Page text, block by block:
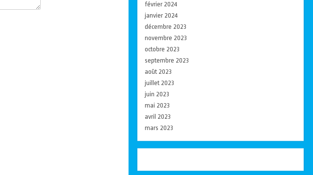
février 2024
janvier 2024
décembre 2023
novembre 2023
octobre 2023
septembre 2023
août 2023
juillet 2023
juin 2023
mai 2023
avril 2023
mars 2023